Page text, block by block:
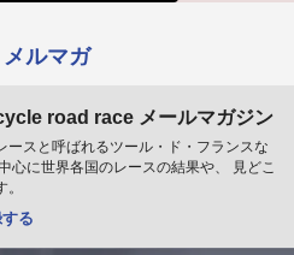
メルマガ
road race メールマガジン
ースと呼ばれるツール・ド・フランスな
心に世界各国のレースの結果や、 見どこ
る